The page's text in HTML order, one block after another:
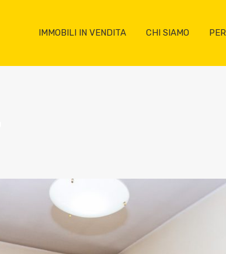
IMMOBILI IN VENDITA CHI SIAMO